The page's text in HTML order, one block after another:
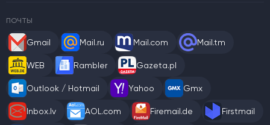
ПОЧТЫ
Gmail Mail.ru Mail.com Mail.tm
WEB Rambler Gazeta.pl
Outlook / Hotmail Yahoo Gmx
Inbox.lv AOL.com Firemail.de Firstmail